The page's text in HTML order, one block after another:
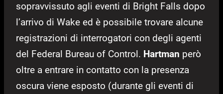
sopravvissuto agli eventi di Bright Falls dopo
l’arrivo di Wake ed è possibile trovare alcune
registrazioni di interrogatori con degli agenti
del Federal Bureau of Control. Hartman però
oltre a entrare in contatto con la presenza
oscura viene esposto (durante gli eventi di